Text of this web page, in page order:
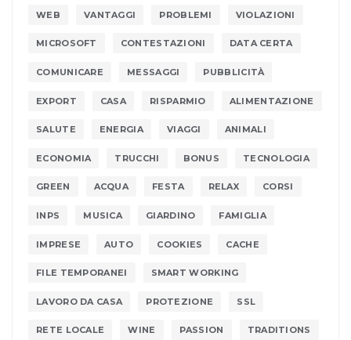
WEB VANTAGGI PROBLEMI VIOLAZIONI
MICROSOFT CONTESTAZIONI DATA CERTA
COMUNICARE MESSAGGI PUBBLICITÀ
EXPORT CASA RISPARMIO ALIMENTAZIONE
SALUTE ENERGIA VIAGGI ANIMALI
ECONOMIA TRUCCHI BONUS TECNOLOGIA
GREEN ACQUA FESTA RELAX CORSI
INPS MUSICA GIARDINO FAMIGLIA
IMPRESE AUTO COOKIES CACHE
FILE TEMPORANEI SMART WORKING
LAVORO DA CASA PROTEZIONE SSL
RETE LOCALE WINE PASSION TRADITIONS